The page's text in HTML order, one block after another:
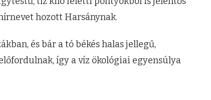
hozott Harsánynak.
és bár a tó békés halas jellegű,
így a víz ökológiai egyensúlya